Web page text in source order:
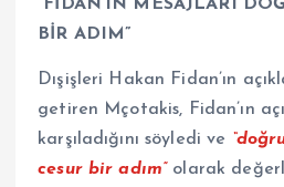
“FİDAN’IN MESAJLARI
BİR ADIM”
Dışişleri Hakan Fidan’ın
getiren Mçotakis, Fidan’ın
karşıladığını söyledi ve
cesur bir adım”olarak